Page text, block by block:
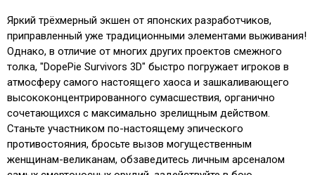
Яркий трёхмерный экшен от японских разработчиков,
приправленный уже традиционными элементами выживания!
Однако, в отличие от многих других проектов смежного
толка, "DopePie Survivors 3D" быстро погружает игроков в
атмосферу самого настоящего хаоса и зашкаливающего
высококонцентрированного сумасшествия, органично
сочетающихся с максимально зрелищным действом.
Станьте участником по-настоящему эпического
противостояния, бросьте вызов могущественным
женщинам-великанам, обзаведитесь личным арсеналом